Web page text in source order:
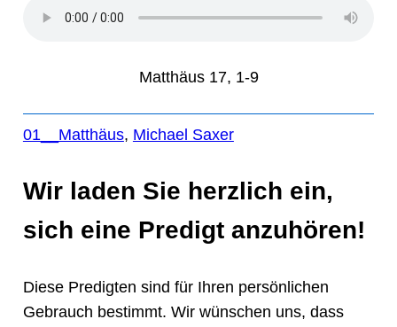
Matthäus 17, 1-9
01__Matthäus, Michael Saxer
Wir laden Sie herzlich ein,
sich eine Predigt anzuhören!
Diese Predigten sind für Ihren persönlichen
Gebrauch bestimmt. Wir wünschen uns, dass